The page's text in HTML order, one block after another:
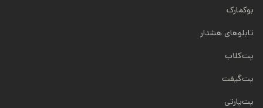
بوکمارک
تابلوهای هشدار
پت‌کلاب
پت‌گیفت
پت‌پارتی